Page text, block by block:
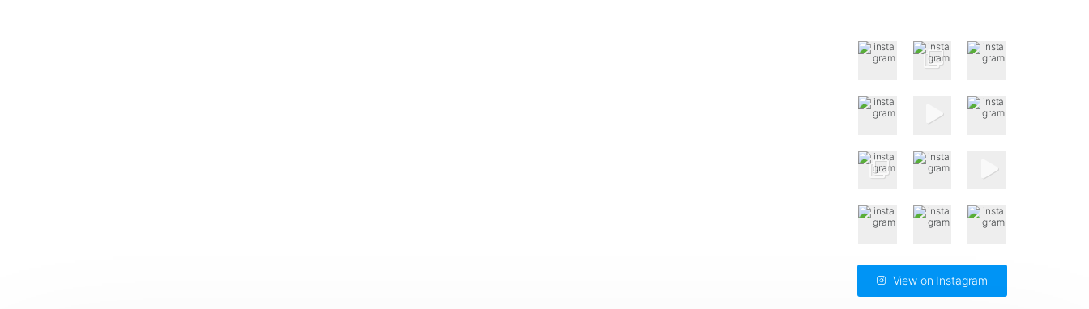
View on Instagram